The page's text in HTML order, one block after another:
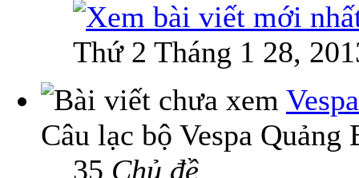
Thứ 2 Tháng 1 28,
Câu lạc bộ Vespa Quảng
35 Chủ đề